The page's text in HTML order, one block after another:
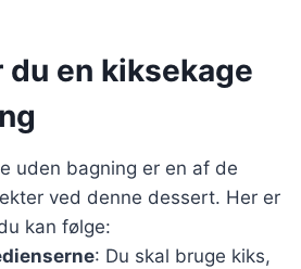
du en kiksekage
uden bagning er en af de
ved denne dessert. Her er
kan følge:
: Du skal bruge kiks,